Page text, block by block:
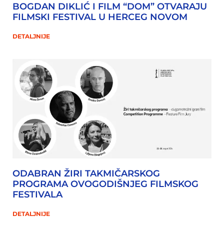
BOGDAN DIKLIĆ I FILM “DOM” OTVARAJU
FILMSKI FESTIVAL U HERCEG NOVOM
DETALJNIJE
ODABRAN ŽIRI TAKMIČARSKOG
PROGRAMA OVOGODIŠNJEG FILMSKOG
FESTIVALA
DETALJNIJE